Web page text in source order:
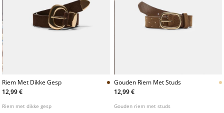
Riem Met Dikke Gesp
12,99 €
Riem met dikke gesp
Gouden Riem Met Studs
12,99 €
Gouden riem met studs